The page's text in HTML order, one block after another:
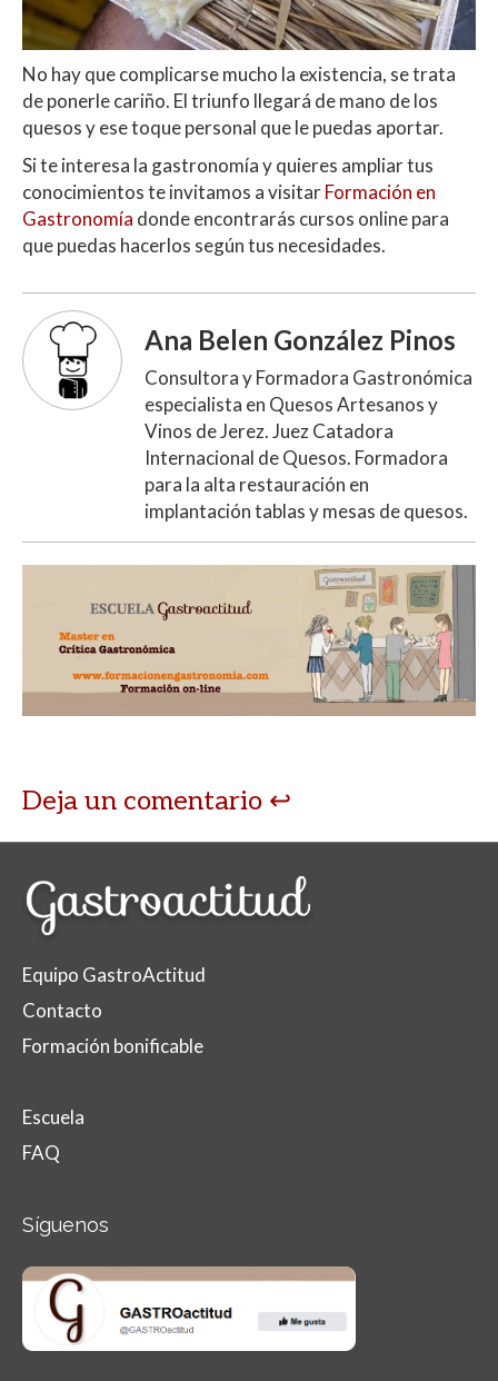
No hay que complicarse mucho la existencia, se trata
de ponerle cariño. El triunfo llegará de mano de los
quesos y ese toque personal que le puedas aportar.
Si te interesa la gastronomía y quieres ampliar tus
conocimientos te invitamos a visitarFormación en
Gastronomía donde encontrarás cursos online para
que puedas hacerlos según tus necesidades.
Ana Belen González Pinos
Consultora y Formadora Gastronómica
especialista en Quesos Artesanos y
Vinos de Jerez. Juez Catadora
Internacional de Quesos. Formadora
para la alta restauración en
implantación tablas y mesas de quesos.
Deja un comentario
Equipo GastroActitud
Contacto
Formación bonificable
Escuela
FAQ
Síguenos